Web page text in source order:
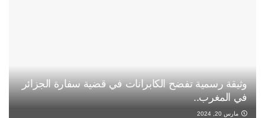
وثيقة رسمية تفضح الكابرانات في قضية سفارة الجزائر
في المغرب..
مارس 20, 2024